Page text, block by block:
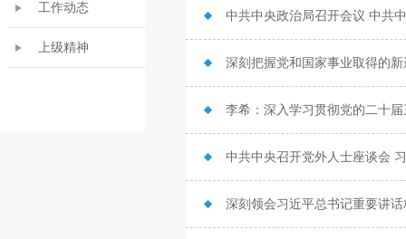
工作动态
上级精神
中共中央政治局召开会议 中共
深刻把握党和国家事业取得的
中共中央召开党外人士座谈会
深刻领会习近平总书记重要讲